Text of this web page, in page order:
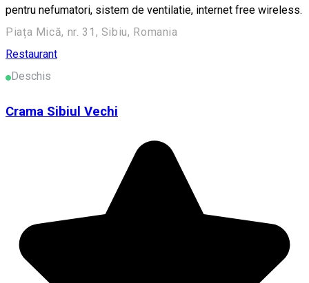
pentru nefumatori, sistem de ventilatie, internet free wireless.
Piața Mică, nr. 31, Sibiu, Romania
Restaurant
Deschis
Crama Sibiul Vechi